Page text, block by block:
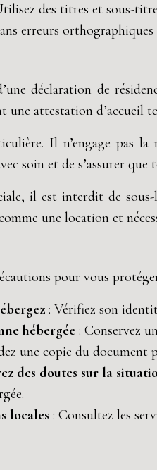
des titres et sous-
erreurs
déclaration de
attestation d’accueil
Il n’engage pas
soin et de s’assurer que
il est interdit de
une location et
pour vous
: Vérifiez son
hébergée : Conservez
une copie du document
des doutes sur la
locales : Consultez les